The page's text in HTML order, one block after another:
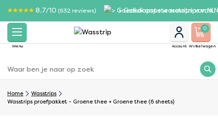
8.7/10 (632 reviews) > Goedkoopste wasstrips van
Menu Account
0
Winkelwagen
Home
Wasstrips
Wasstrips proefpakket - Groene thee + Groene thee (6 sheets)